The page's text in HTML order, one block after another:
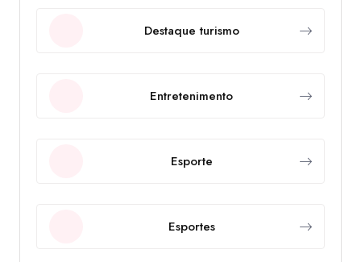
Destaque turismo
Entretenimento
Esporte
Esportes